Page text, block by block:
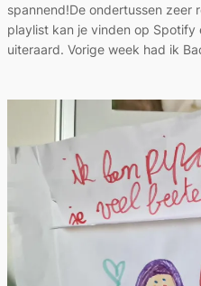
spannend!De ondertussen zeer
playlist kan je vinden op Spotify
uiteraard. Vorige week had ik